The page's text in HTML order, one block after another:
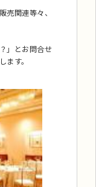
売関連等々、
」とお問合せ
す。